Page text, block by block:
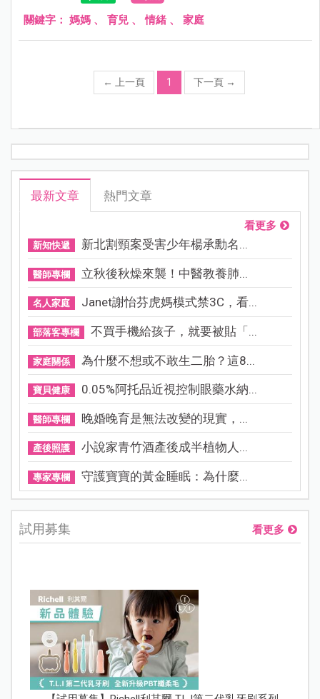
關鍵字： 媽媽 、 育兒 、情緒 、 家庭
← 上一頁 1 下一頁 →
最新文章 熱門文章
看更多
新知快遞 新北割頸案受害少年楊承勳名...
醫師專欄 立秋後秋燥來襲！中醫教養肺...
名人家庭 Janet謝怡芬虎媽模式禁3C，看...
部落客專欄 不買手機給孩子，就要被貼「...
家庭關係 為什麼不想或不敢生二胎？這8...
寶貝健康 0.05%阿托品近視控制眼藥水納...
醫師專欄 晚婚晚育是無法改變的現實，...
產後照護 小說家青竹酒產後成半植物人...
專家專欄 守護寶寶的黃金睡眠：為什麼...
試用募集 看更多